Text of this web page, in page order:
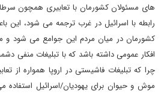
های مسئولان کشورمان با تعابیری همچون
رابطه با اسرائیل در غرب ترجمه می شود، این
کشورمان در میان مردم این جوامع می شود و
افکار عمومی داشته باشد که با تبلیغات منفی
چرا که تبلیغات فاشیستی در اروپا همواره از
موش و حیوان برای یهودیان/اسرائیل